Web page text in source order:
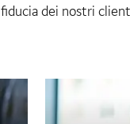
dei nostri